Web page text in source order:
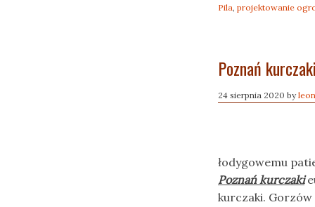
Pila, projektowanie
Poznań
24 sierpnia 2020 byleon
łodygowemu
Poznań kurczaki
kurczaki.